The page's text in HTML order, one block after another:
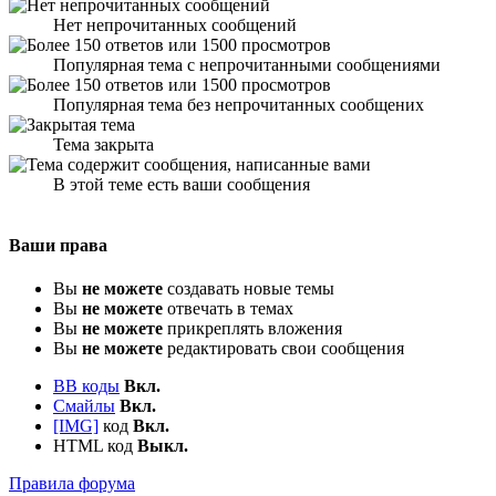
Нет непрочитанных сообщений
Популярная тема с непрочитанными сообщениями
Популярная тема без непрочитанных сообщених
Тема закрыта
В этой теме есть ваши сообщения
Ваши права
Вы не можете создавать новые темы
Вы не можете отвечать в темах
Вы не можете прикреплять вложения
Вы не можете редактировать свои сообщения
BB коды Вкл.
Смайлы Вкл.
[IMG] код Вкл.
HTML код Выкл.
Правила форума